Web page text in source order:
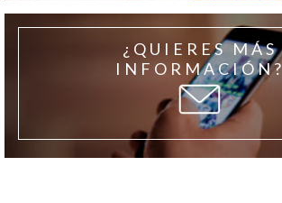
¿QUIERES MÁS
INFORMACIÓN?